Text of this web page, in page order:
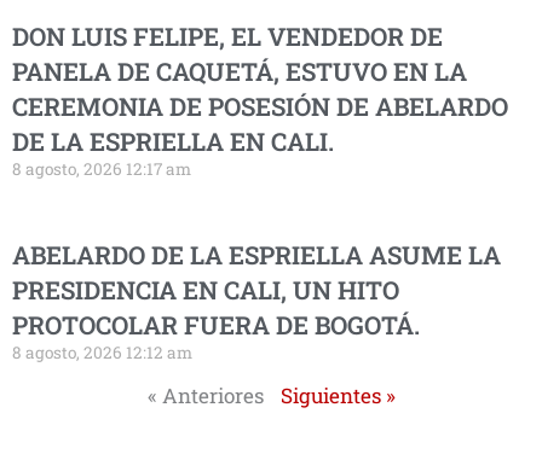
DON LUIS FELIPE, EL VENDEDOR DE
PANELA DE CAQUETÁ, ESTUVO EN LA
CEREMONIA DE POSESIÓN DE ABELARDO
DE LA ESPRIELLA EN CALI.
8 agosto, 2026 12:17 am
ABELARDO DE LA ESPRIELLA ASUME LA
PRESIDENCIA EN CALI, UN HITO
PROTOCOLAR FUERA DE BOGOTÁ.
8 agosto, 2026 12:12 am
« Anteriores Siguientes »